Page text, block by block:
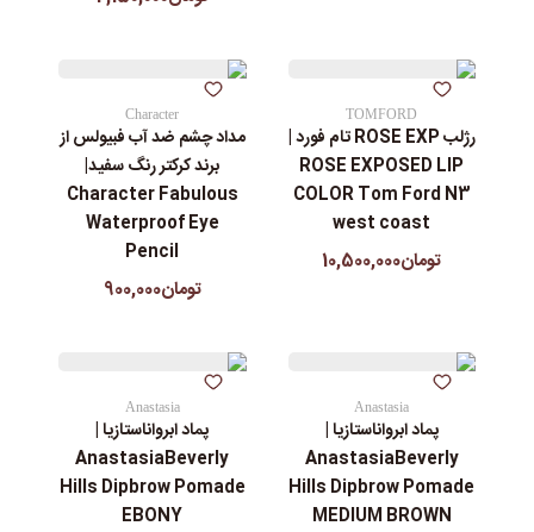
TOMFORD
رژلب ROSE EXP تام فورد |
ROSE EXPOSED LIP
COLOR Tom Ford N3
west coast
تومان10,500,000
Character
مداد چشم ضد آب فبیولس از
برند کرکتر رنگ سفید|
Character Fabulous
Waterproof Eye
Pencil
تومان900,000
Anastasia
پماد ابرواناستازیا |
AnastasiaBeverly
Hills Dipbrow Pomade
MEDIUM BROWN
Anastasia
پماد ابرواناستازیا |
AnastasiaBeverly
Hills Dipbrow Pomade
EBONY